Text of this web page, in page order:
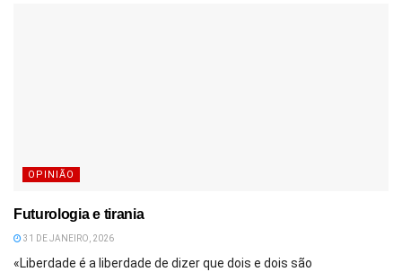
OPINIÃO
Futurologia e tirania
31 DE JANEIRO, 2026
«Liberdade é a liberdade de dizer que dois e dois são